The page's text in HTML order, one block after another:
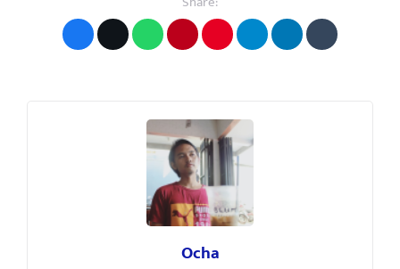
Ocha